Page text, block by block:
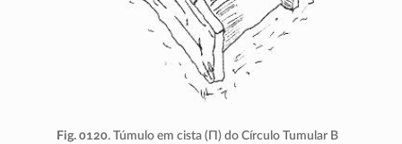
Fig. 0120. Túmulo em cista ( Π ) do Círculo Tumular B